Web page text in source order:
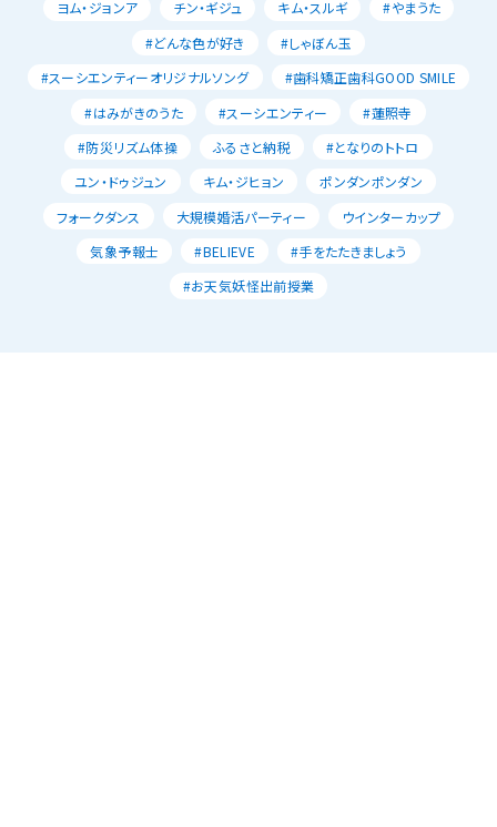
ヨム・ジョンア
チン・ギジュ キム・スルギ
#やまうた
#どんな色が好き
#しゃぼん玉
#スーシエンティーオリジナルソング
#歯科矯正歯科GOOD SMILE
#はみがきのうた
#スーシエンティー
#蓮照寺
#防災リズム体操
ふるさと納税
#となりのトトロ
ユン・ドゥジュン
キム・ジヒョン
ポンダンポンダン
フォークダンス
大規模婚活パーティー
ウインターカップ
気象予報士
#BELIEVE
#手をたたきましょう
#お天気妖怪出前授業